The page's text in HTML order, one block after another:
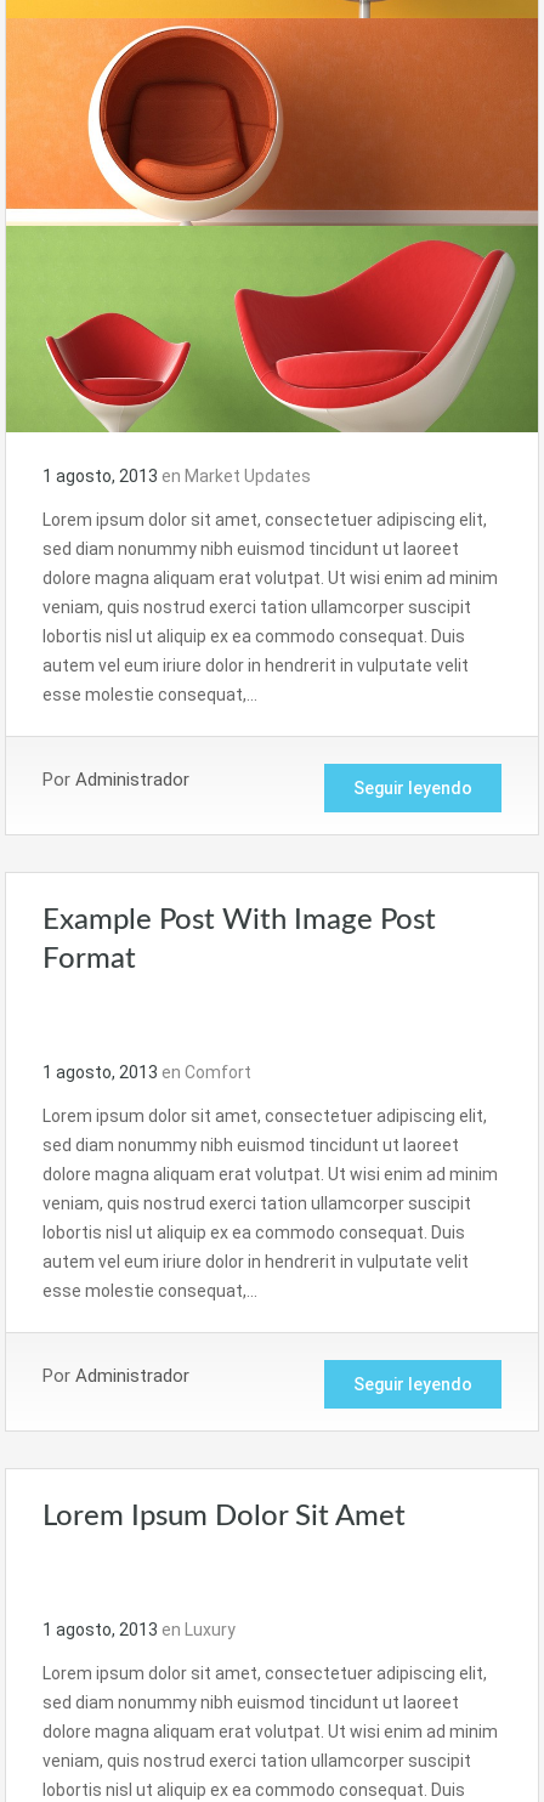
1 agosto, 2013 en Market Updates
Lorem ipsum dolor sit amet, consectetuer adipiscing elit,
sed diam nonummy nibh euismod tincidunt ut laoreet
dolore magna aliquam erat volutpat. Ut wisi enim ad minim
veniam, quis nostrud exerci tation ullamcorper suscipit
lobortis nisl ut aliquip ex ea commodo consequat. Duis
autem vel eum iriure dolor in hendrerit in vulputate velit
esse molestie consequat,…
Por Administrador Seguir leyendo
Example Post With Image Post
Format
1 agosto, 2013 en Comfort
Lorem ipsum dolor sit amet, consectetuer adipiscing elit,
sed diam nonummy nibh euismod tincidunt ut laoreet
dolore magna aliquam erat volutpat. Ut wisi enim ad minim
veniam, quis nostrud exerci tation ullamcorper suscipit
lobortis nisl ut aliquip ex ea commodo consequat. Duis
autem vel eum iriure dolor in hendrerit in vulputate velit
esse molestie consequat,…
Por Administrador Seguir leyendo
Lorem Ipsum Dolor Sit Amet
1 agosto, 2013 en Luxury
Lorem ipsum dolor sit amet, consectetuer adipiscing elit,
sed diam nonummy nibh euismod tincidunt ut laoreet
dolore magna aliquam erat volutpat. Ut wisi enim ad minim
veniam, quis nostrud exerci tation ullamcorper suscipit
lobortis nisl ut aliquip ex ea commodo consequat. Duis